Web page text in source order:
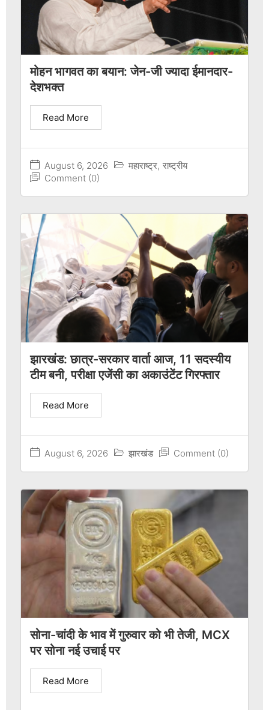
मोहन भागवत का बयान: जेन-जी ज्यादा ईमानदार-
देशभक्त
August 6, 2026 महाराष्ट्र, राष्ट्रीय
Comment (0)
Read More
झारखंड: छात्र-सरकार वार्ता आज, 11 सदस्यीय
टीम बनी, परीक्षा एजेंसी का अकाउंटेंट गिरफ्तार
August 6, 2026 झारखंड Comment (0)
Read More
सोना-चांदी के भाव में गुरुवार को भी तेजी, MCX
पर सोना नई उचाई पर
Read More